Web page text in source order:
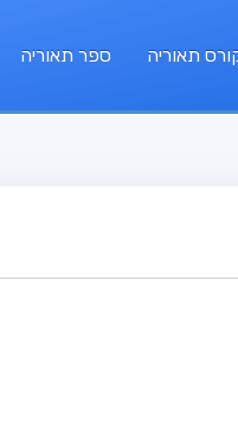
תאוריה ספר תאוריה